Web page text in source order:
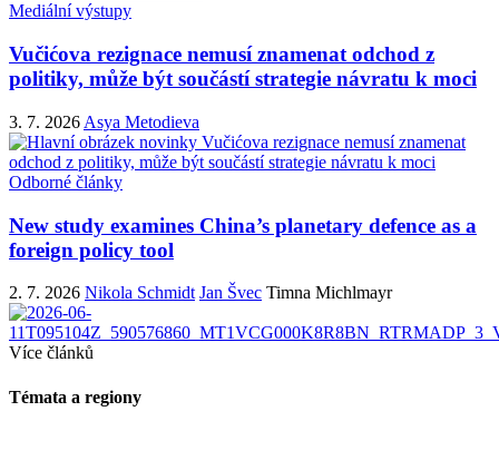
Mediální výstupy
Vučićova rezignace nemusí znamenat odchod z
politiky, může být součástí strategie návratu k moci
3. 7. 2026 Asya Metodieva
Odborné články
New study examines China’s planetary defence as a
foreign policy tool
2. 7. 2026 Nikola Schmidt Jan Švec Timna Michlmayr
Více článků
Témata a regiony